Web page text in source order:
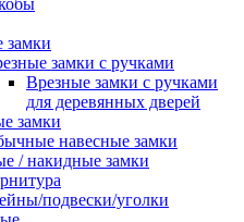
замки
замки с ручками
Врезные замки с ручками
для деревянных дверей
замки
навесные замки
/ накидные замки
подвески/уголки